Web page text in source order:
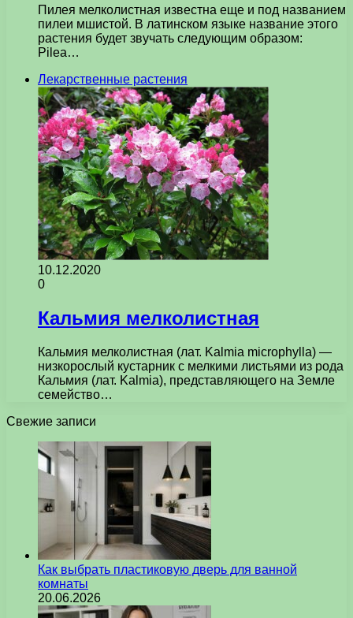
Пилея мелколистная известна еще и под названием
пилеи мшистой. В латинском языке название этого
растения будет звучать следующим образом:
Pilea…
Лекарственные растения
10.12.2020
0
Кальмия мелколистная
Кальмия мелколистная (лат. Kalmia microphylla) —
низкорослый кустарник с мелкими листьями из рода
Кальмия (лат. Kalmia), представляющего на Земле
семейство…
Свежие записи
Как выбрать пластиковую дверь для ванной
комнаты
20.06.2026